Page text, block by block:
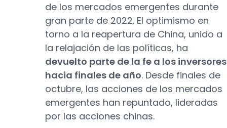
de los mercados emergentes durante
gran parte de 2022. El optimismo en
torno a la reapertura de China, unido a
la relajación de las políticas, ha
devuelto parte de la fe a los inversores
hacia finales de año. Desde finales de
octubre, las acciones de los mercados
emergentes han repuntado, lideradas
por las acciones chinas.